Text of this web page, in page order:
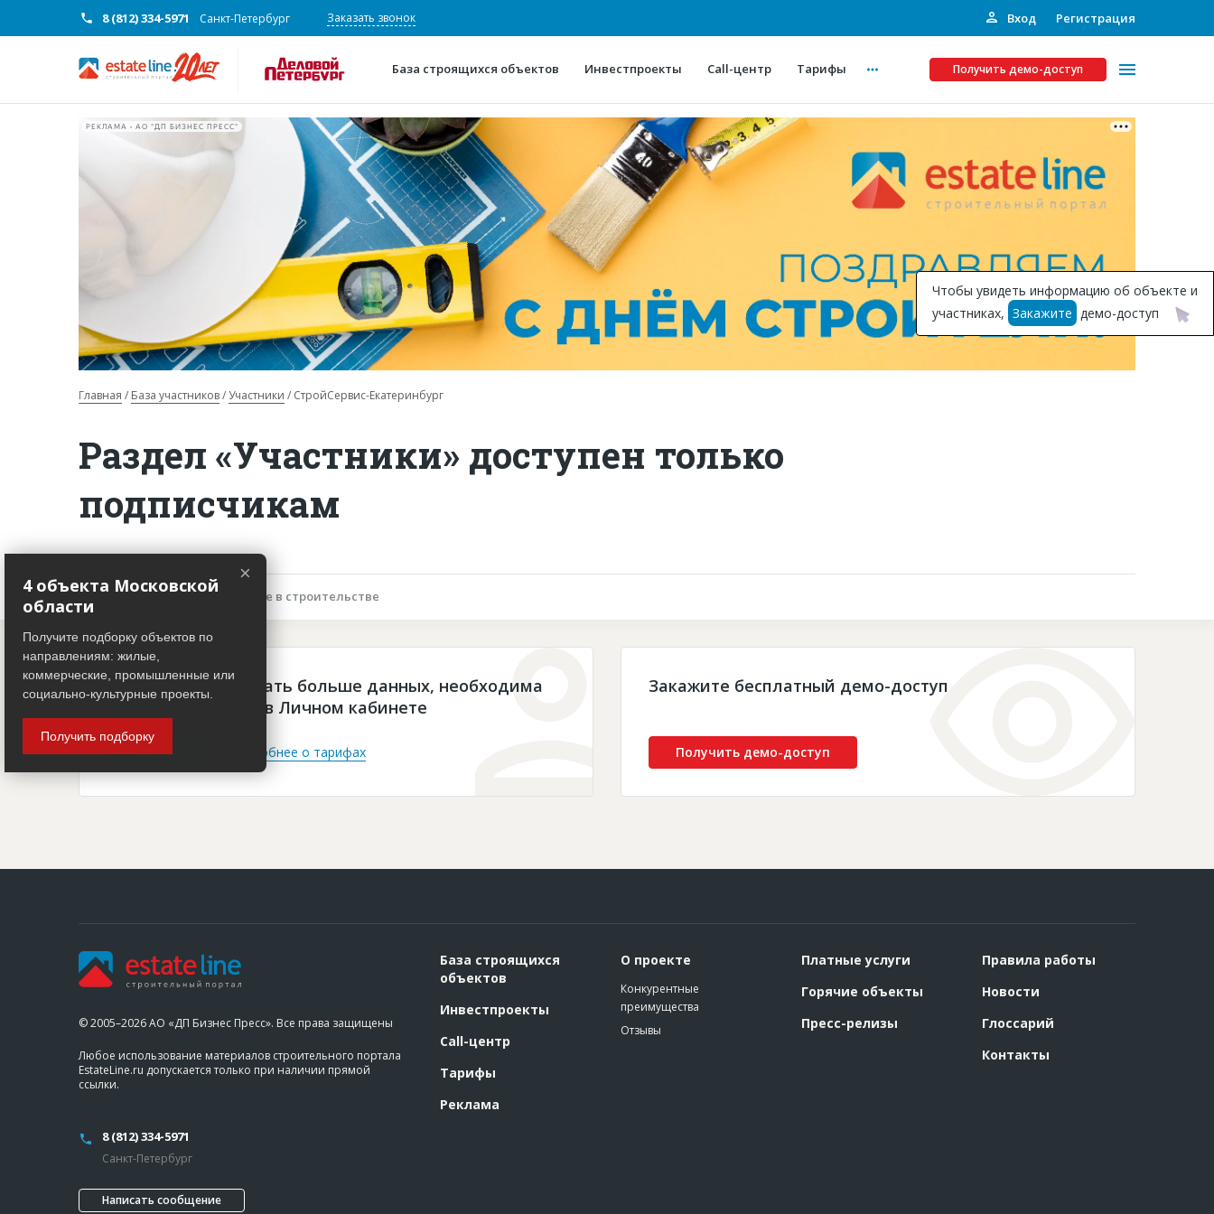
8 (812) 334-5971 Санкт-Петербург Заказать звонок Вход Регистрация
База строящихся объектов Инвестпроекты Call-центр Тарифы Получить демо-доступ
О проекте
Конкурентные преимущества
Горячие объекты
Глоссарий
Платные услуги
Рекламодателям
Инвестпроекты
Подписка на Базу
РЕКЛАМА • АО "ДП БИЗНЕС ПРЕСС"
Главная База участников Участники СтройСервис-Екатеринбург
Раздел «Участники» доступен только
подписчикам
Описание объекта Участие в строительстве
Чтобы просматривать больше данных, необходима
платная подписка в Личном кабинете
Войти Подробнее о тарифах
Закажите бесплатный демо-доступ
Получить демо-доступ
Чтобы увидеть информацию об объекте и
участниках, Закажите демо-доступ
© 2005–2026 АО «ДП Бизнес Пресс». Все права защищены
Любое использование материалов строительного портала
EstateLine.ru допускается только при наличии прямой
ссылки.
8 (812) 334-5971
Санкт-Петербург
Написать сообщение
База строящихся
объектов
Инвестпроекты
Call-центр
Тарифы
Реклама
О проекте
Конкурентные
преимущества
Отзывы
Платные услуги
Горячие объекты
Пресс-релизы
Правила работы
Новости
Глоссарий
Контакты
×
4 объекта Московской
области
Получите подборку объектов по
направлениям: жилые,
коммерческие, промышленные или
социально-культурные проекты.
Получить подборку